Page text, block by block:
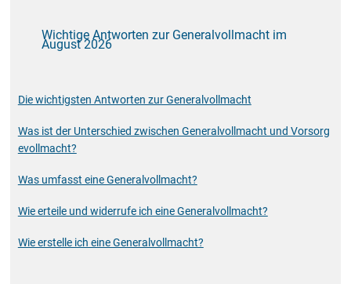
Wichtige Antworten zur Generalvollmacht im
August 2026
Die wichtigsten Antworten zur Generalvollmacht
Was ist der Unterschied zwischen Generalvollmacht und Vorsorg
evollmacht?
Was umfasst eine Generalvollmacht?
Wie erteile und widerrufe ich eine Generalvollmacht?
Wie erstelle ich eine Generalvollmacht?